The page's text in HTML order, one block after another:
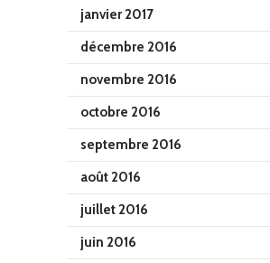
janvier 2017
décembre 2016
novembre 2016
octobre 2016
septembre 2016
août 2016
juillet 2016
juin 2016